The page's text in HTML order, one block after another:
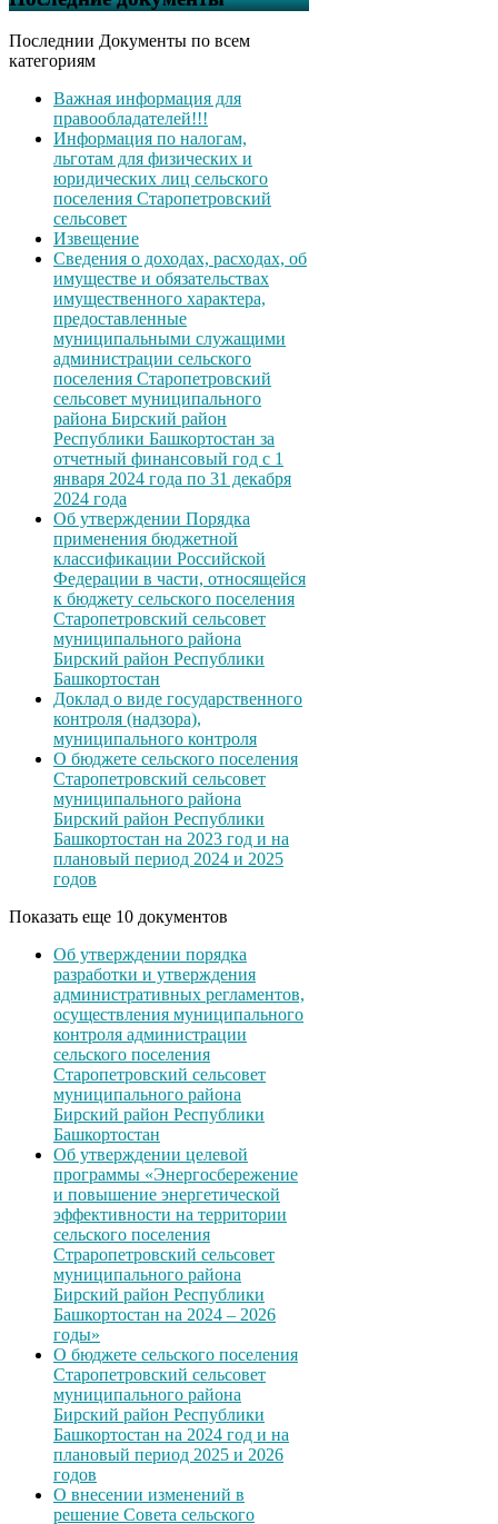
Последнии Документы по всем
категориям
Важная информация для
правообладателей!!!
Информация по налогам,
льготам для физических и
юридических лиц сельского
поселения Старопетровский
сельсовет
Извещение
Сведения о доходах, расходах, об
имуществе и обязательствах
имущественного характера,
предоставленные
муниципальными служащими
администрации сельского
поселения Старопетровский
сельсовет муниципального
района Бирский район
Республики Башкортостан за
отчетный финансовый год с 1
января 2024 года по 31 декабря
2024 года
Об утверждении Порядка
применения бюджетной
классификации Российской
Федерации в части, относящейся
к бюджету сельского поселения
Старопетровский сельсовет
муниципального района
Бирский район Республики
Башкортостан
Доклад о виде государственного
контроля (надзора),
муниципального контроля
О бюджете сельского поселения
Старопетровский сельсовет
муниципального района
Бирский район Республики
Башкортостан на 2023 год и на
плановый период 2024 и 2025
годов
Показать еще 10 документов
Об утверждении порядка
разработки и утверждения
административных регламентов,
осуществления муниципального
контроля администрации
сельского поселения
Старопетровский сельсовет
муниципального района
Бирский район Республики
Башкортостан
Об утверждении целевой
программы «Энергосбережение
и повышение энергетической
эффективности на территории
сельского поселения
Страропетровский сельсовет
муниципального района
Бирский район Республики
Башкортостан на 2024 – 2026
годы»
О бюджете сельского поселения
Старопетровский сельсовет
муниципального района
Бирский район Республики
Башкортостан на 2024 год и на
плановый период 2025 и 2026
годов
О внесении изменений в
решение Совета сельского